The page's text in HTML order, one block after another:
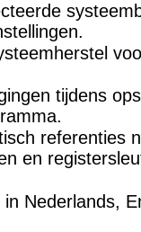
tijdens
referenties
en
Nederlands,